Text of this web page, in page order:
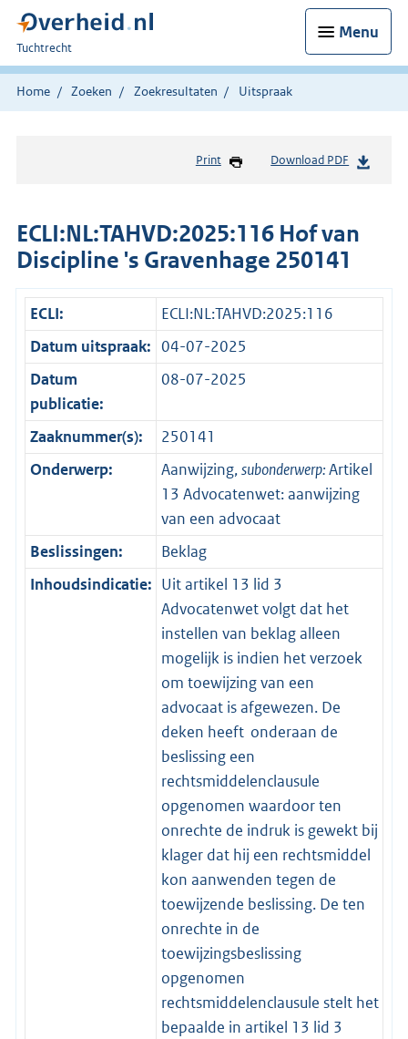
Menu
U
bent
hier:
Tuchtrecht
Home Zoeken Zoekresultaten Uitspraak
Print Download PDF
ECLI:NL:TAHVD:2025:116 Hof van
Discipline 's Gravenhage 250141
ECLI:
ECLI:NL:TAHVD:2025:116
Datum uitspraak: 04-07-2025
Datum
publicatie:
08-07-2025
Zaaknummer(s):
250141
Onderwerp:
Aanwijzing,subonderwerp:Artikel
13 Advocatenwet: aanwijzing
van een advocaat
Beslissingen:
Beklag
Inhoudsindicatie: Uit artikel 13 lid 3
Advocatenwet volgt dat het
instellen van beklag alleen
mogelijk is indien het verzoek
om toewijzing van een
advocaat is afgewezen. De
deken heeft onderaan de
beslissing een
rechtsmiddelenclausule
opgenomen waardoor ten
onrechte de indruk is gewekt bij
klager dat hij een rechtsmiddel
kon aanwenden tegen de
toewijzende beslissing. De ten
onrechte in de
toewijzingsbeslissing
opgenomen
rechtsmiddelenclausule stelt het
bepaalde in artikel 13 lid 3